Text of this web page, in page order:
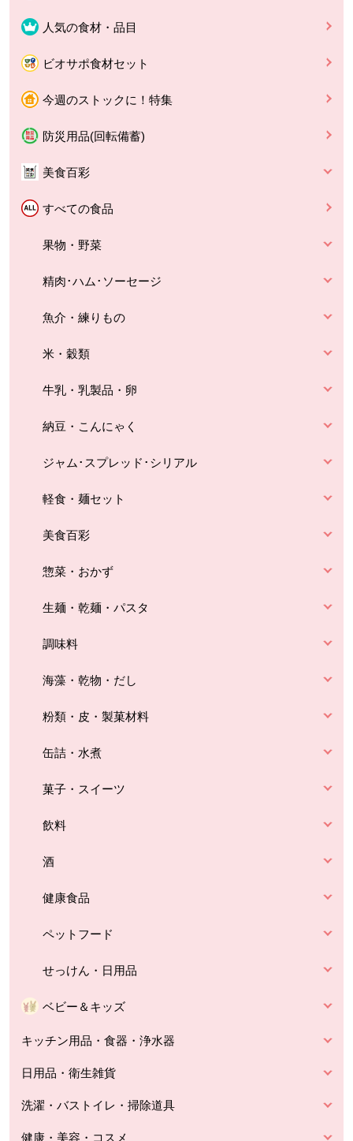
人気の食材・品目
ビオサポ食材セット
今週のストックに！特集
防災用品(回転備蓄)
美食百彩
すべての食品
果物・野菜
精肉･ハム･ソーセージ
魚介・練りもの
米・穀類
牛乳・乳製品・卵
納豆・こんにゃく
ジャム･スプレッド･シリアル
軽食・麺セット
美食百彩
惣菜・おかず
生麺・乾麺・パスタ
調味料
海藻・乾物・だし
粉類・皮・製菓材料
缶詰・水煮
菓子・スイーツ
飲料
酒
健康食品
ペットフード
せっけん・日用品
ベビー＆キッズ
キッチン用品・食器・浄水器
日用品・衛生雑貨
洗濯・バストイレ・掃除道具
健康・美容・コスメ